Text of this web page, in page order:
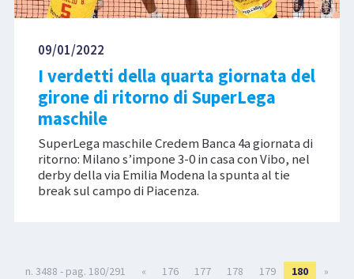
09/01/2022
I verdetti della quarta giornata del
girone di ritorno di SuperLega
maschile
SuperLega maschile Credem Banca 4a giornata di
ritorno: Milano s’impone 3-0 in casa con Vibo, nel
derby della via Emilia Modena la spunta al tie
break sul campo di Piacenza.
n. 3488 - pag. 180/291 « 176 177 178 179 180 »